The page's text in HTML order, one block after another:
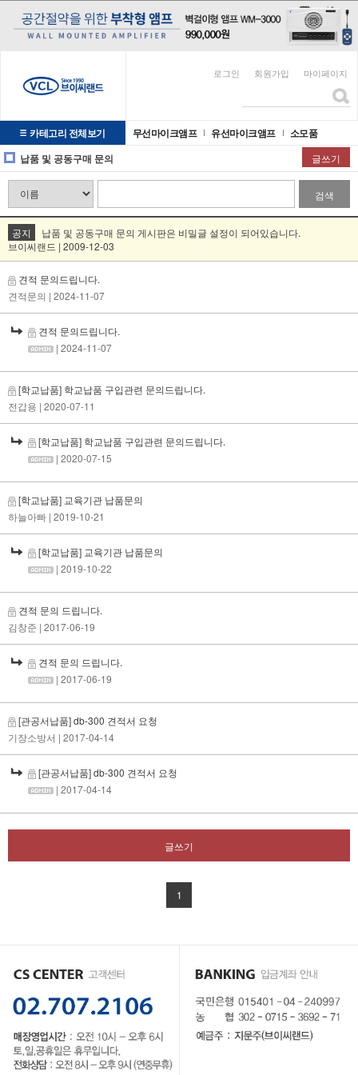
로그인 회원가입 마이페이지
카테고리 전체보기 무선마이크앰프 유선마이크앰프
소모품
납품 및 공동구매 문의
글쓰기
검색
공지
납품 및 공동구매 문의 게시판은 비밀글 설정이 되어있습니다.
브이씨랜드 | 2009-12-03
견적 문의드립니다.
견적문의 | 2024-11-07
견적 문의드립니다.
| 2024-11-07
[학교납품] 학교납품 구입관련 문의드립니다.
전갑용 | 2020-07-11
[학교납품] 학교납품 구입관련 문의드립니다.
| 2020-07-15
[학교납품] 교육기관 납품문의
하늘아빠 | 2019-10-21
[학교납품] 교육기관 납품문의
| 2019-10-22
견적 문의 드립니다.
김창준 | 2017-06-19
견적 문의 드립니다.
| 2017-06-19
[관공서납품] db-300 견적서 요청
기장소방서 | 2017-04-14
[관공서납품] db-300 견적서 요청
| 2017-04-14
글쓰기
1